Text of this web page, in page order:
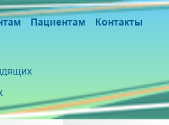
Пациентам
Контакты